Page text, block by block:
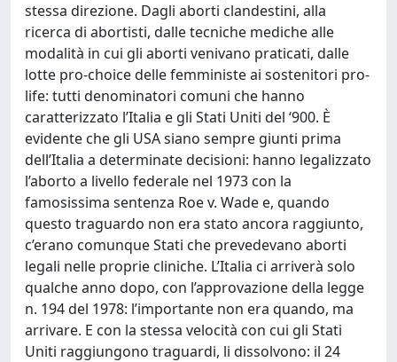
stessa direzione. Dagli aborti clandestini, alla
ricerca di abortisti, dalle tecniche mediche alle
modalità in cui gli aborti venivano praticati, dalle
lotte pro-choice delle femministe ai sostenitori pro-
life: tutti denominatori comuni che hanno
caratterizzato l’Italia e gli Stati Uniti del ‘900. È
evidente che gli USA siano sempre giunti prima
dell’Italia a determinate decisioni: hanno legalizzato
l’aborto a livello federale nel 1973 con la
famosissima sentenza Roe v. Wade e, quando
questo traguardo non era stato ancora raggiunto,
c’erano comunque Stati che prevedevano aborti
legali nelle proprie cliniche. L’Italia ci arriverà solo
qualche anno dopo, con l’approvazione della legge
n. 194 del 1978: l’importante non era quando, ma
arrivare. E con la stessa velocità con cui gli Stati
Uniti raggiungono traguardi, li dissolvono: il 24